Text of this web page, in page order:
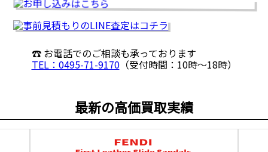
☎ お電話でのご相談も承っております
TEL：0495-71-9170（受付時間：10時〜18時）
最新の高価買取実績